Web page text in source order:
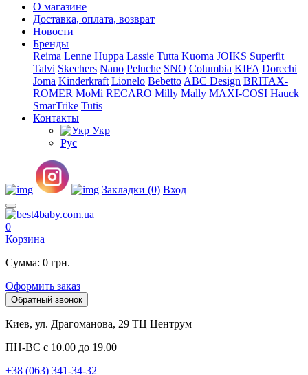
О магазине
Доставка, оплата, возврат
Новости
Бренды
Reima Lenne Huppa Lassie Tutta Kuoma JOIKS Superfit
Talvi Skechers Nano Peluche SNO Columbia KIFA Dorechi
Joma Kinderkraft Lionelo Bebetto ABC Design BRITAX-
ROMER MoMi RECARO Milly Mally MAXI-COSI Hauck
SmarTrike Tutis
Контакты
Укр
Рус
Закладки (0) Вход
0
Корзина
Сумма: 0 грн.
Оформить заказ
Обратный звонок
Киев, ул. Драгоманова, 29 ТЦ Центрум
ПН-ВС с 10.00 до 19.00
+38 (063) 341-34-32